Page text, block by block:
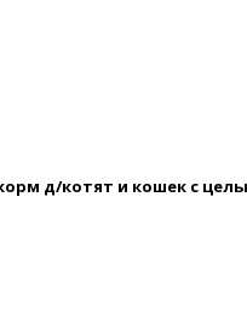
корм д/котят и кошек с